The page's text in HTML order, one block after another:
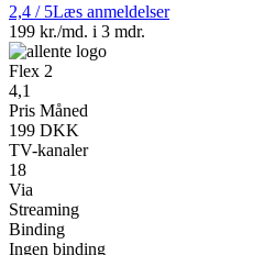
2,4 / 5Læs anmeldelser
199 kr./md. i 3 mdr.
Flex 2
4,1
Pris Måned
199 DKK
TV-kanaler
18
Via
Streaming
Binding
Ingen binding